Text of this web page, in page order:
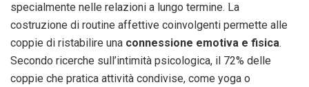
specialmente nelle relazioni a lungo termine. La
costruzione di routine affettive coinvolgenti permette alle
coppie di ristabilire una connessione emotiva e fisica.
Secondo ricerche sull’intimità psicologica, il 72% delle
coppie che pratica attività condivise, come yoga o